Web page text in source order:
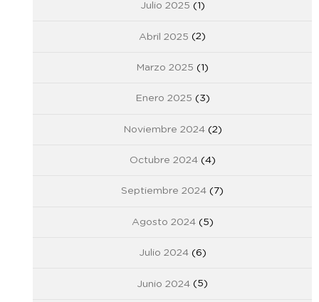
Julio 2025 (1)
Abril 2025 (2)
Marzo 2025 (1)
Enero 2025 (3)
Noviembre 2024(2)
Octubre 2024(4)
Septiembre 2024 (7)
Agosto 2024(5)
Julio 2024(6)
Junio 2024 (5)